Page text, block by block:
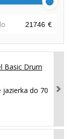
€
Basic Drum
do 70